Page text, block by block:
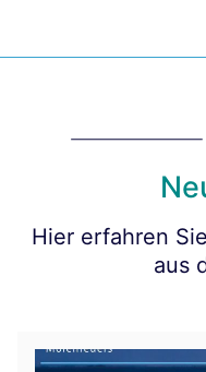
Hier erfahren
aus